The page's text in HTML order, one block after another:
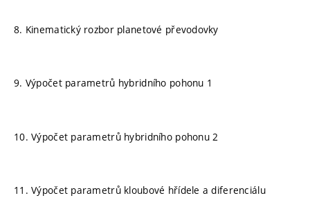
8. Kinematický rozbor planetové převodovky
9. Výpočet parametrů hybridního pohonu 1
10. Výpočet parametrů hybridního pohonu 2
11. Výpočet parametrů kloubové hřídele a diferenciálu